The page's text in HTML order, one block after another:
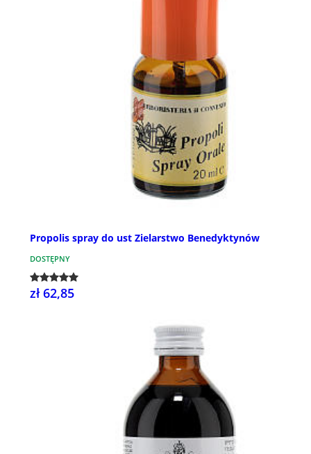
Propolis spray do ust Zielarstwo Benedyktynów
DOSTĘPNY
zł 62,85